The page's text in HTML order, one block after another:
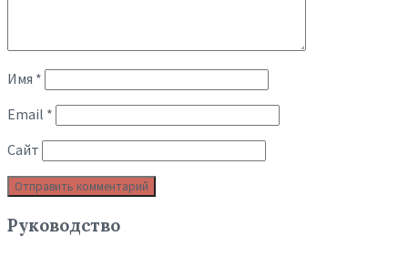
Имя *
Email *
Сайт
Руководство